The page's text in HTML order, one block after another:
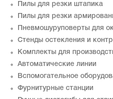
Пилы для резки штапика
Пилы для резки
Пневмошуруповерты для
Стенды остекления и
Комплекты для
Автоматические линии
Вспомогательное
Фурнитурные станции